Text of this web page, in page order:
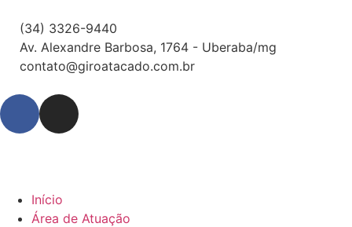
(34) 3326-9440
Av. Alexandre Barbosa, 1764 - Uberaba/mg
contato@giroatacado.com.br
Início
Área de Atuação